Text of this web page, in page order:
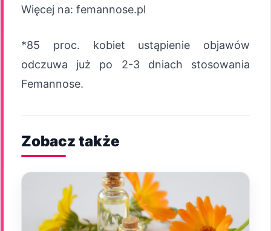
Więcej na: femannose.pl
*85 proc. kobiet ustąpienie objawów
odczuwa już po 2-3 dniach stosowania
Femannose.
Zobacz także